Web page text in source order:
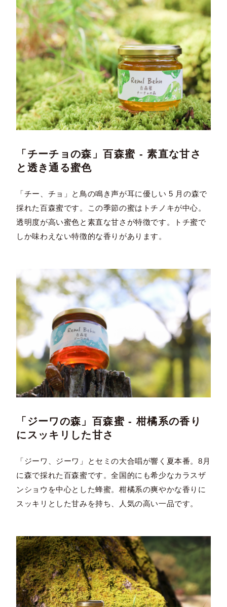
「チーチョの森」百森蜜 - 素直な甘さ
と透き通る蜜色
「チー、チョ」と鳥の鳴き声が耳に優しい 5 月の森で
採れた百森蜜です。この季節の蜜はトチノキが中心。
透明度が高い蜜色と素直な甘さが特徴です。トチ蜜で
しか味わえない特徴的な香りがあります。
「ジーワの森」百森蜜 - 柑橘系の香り
にスッキリした甘さ
「ジーワ、ジーワ」とセミの大合唱が響く夏本番。8月
に森で採れた百森蜜です。全国的にも希少なカラスザ
ンショウを中心とした蜂蜜。柑橘系の爽やかな香りに
スッキリとした甘みを持ち、人気の高い一品です。